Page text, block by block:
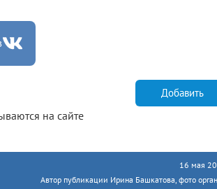
на сайте
Добавить
16 мая
Автор публикации Ирина Башкатова, фото